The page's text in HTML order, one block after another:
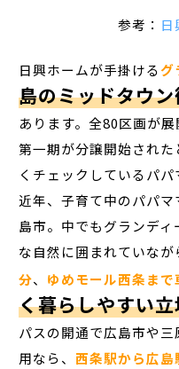
参考：
日興ホームが手掛けるグ
島のミッドタウ
あります。全80区画が
第一期が分譲開始され
くチェックしているパパ
近年、子育て中のパパ
島市。中でもグランデ
な自然に囲まれていなが
分、 ゆめモール西条まで
く暮らしやすい
パスの開通で広島市や
用なら、 西条駅から広